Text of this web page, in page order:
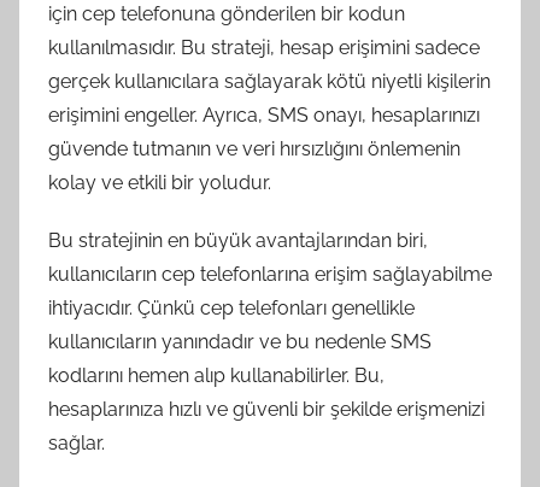
için cep telefonuna gönderilen bir kodun
kullanılmasıdır. Bu strateji, hesap erişimini sadece
gerçek kullanıcılara sağlayarak kötü niyetli kişilerin
erişimini engeller. Ayrıca, SMS onayı, hesaplarınızı
güvende tutmanın ve veri hırsızlığını önlemenin
kolay ve etkili bir yoludur.
Bu stratejinin en büyük avantajlarından biri,
kullanıcıların cep telefonlarına erişim sağlayabilme
ihtiyacıdır. Çünkü cep telefonları genellikle
kullanıcıların yanındadır ve bu nedenle SMS
kodlarını hemen alıp kullanabilirler. Bu,
hesaplarınıza hızlı ve güvenli bir şekilde erişmenizi
sağlar.